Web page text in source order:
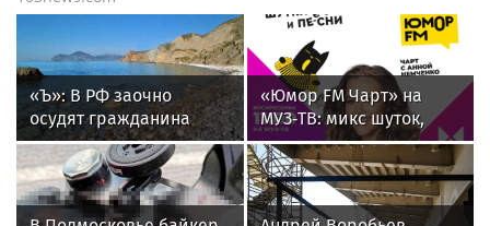
«Ъ»: В РФ заочно
осудят гражданина
Германии Нойберга по
делу экс-замглавы МО
Иванова
«Юмор FM Чарт» на
МУЗ‑ТВ: микс шуток,
песен и позитива